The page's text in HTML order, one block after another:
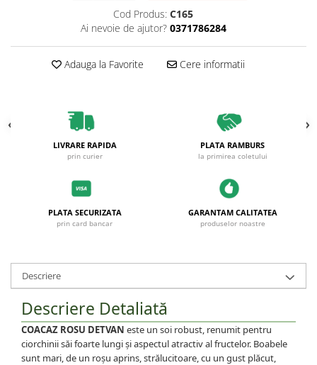
Cod Produs: C165
Ai nevoie de ajutor? 0371786284
Adauga la Favorite Cere informatii
LIVRARE RAPIDA
prin curier
PLATA RAMBURS
la primirea coletului
PLATA SECURIZATA
prin card bancar
GARANTAM CALITATEA
produselor noastre
Descriere
Descriere Detaliată
COACAZ ROSU DETVAN este un soi robust, renumit pentru
ciorchinii săi foarte lungi și aspectul atractiv al fructelor. Boabele
sunt mari, de un roșu aprins, strălucitoare, cu un gust plăcut,